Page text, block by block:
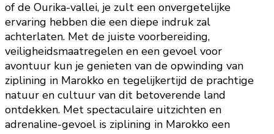
of de Ourika-vallei, je zult een onvergetelijke
ervaring hebben die een diepe indruk zal
achterlaten. Met de juiste voorbereiding,
veiligheidsmaatregelen en een gevoel voor
avontuur kun je genieten van de opwinding van
ziplining in Marokko en tegelijkertijd de prachtige
natuur en cultuur van dit betoverende land
ontdekken. Met spectaculaire uitzichten en
adrenaline-gevoel is ziplining in Marokko een